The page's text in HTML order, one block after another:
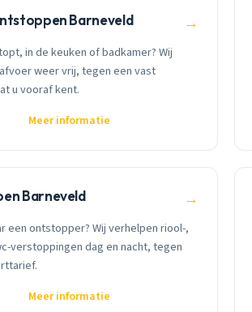
Barneveld →
in de keuken of badkamer? Wij
weer vrij, tegen een vast
u vooraf kent.
Meer informatie
Barneveld →
een ontstopper? Wij verhelpen riool-,
verstoppingen dag en nacht, tegen
Meer informatie